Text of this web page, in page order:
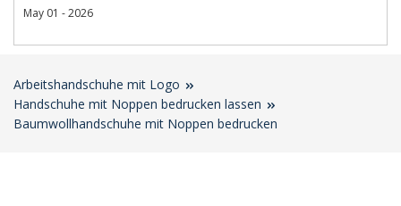
May 01 - 2026
Arbeitshandschuhe mit Logo
Handschuhe mit Noppen bedrucken lassen
Baumwollhandschuhe mit Noppen bedrucken